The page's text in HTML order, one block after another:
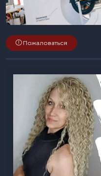
Пожаловаться